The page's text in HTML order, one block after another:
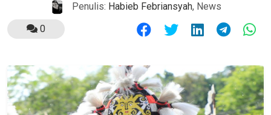
Penulis: Habieb Febriansyah, News
0